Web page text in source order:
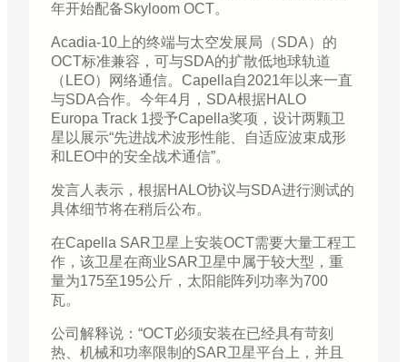
年开始配备Skyloom OCT。
Acadia-10上的终端与太空发展局（SDA）的
OCT标准兼容，可与SDA的扩散低地球轨道
（LEO）网络通信。Capella自2021年以来一直
与SDA合作。今年4月，SDA根据HALO
Europa Track 1授予Capella奖项，设计两颗卫
星以展示“先进战术波形性能、自适应波束成形
和LEO中的安全战术通信”。
发言人表示，根据HALO协议与SDA进行测试的
具体细节将在稍后公布。
在Capella SAR卫星上安装OCT需要大量工程工
作，该卫星在商业SAR卫星中属于较大型，重
量为175至195公斤，太阳能阵列功率为700
瓦。
公司解释说：“OCT必须安装在已经具有苛刻
热、机械和功率限制的SAR卫星平台上，并且